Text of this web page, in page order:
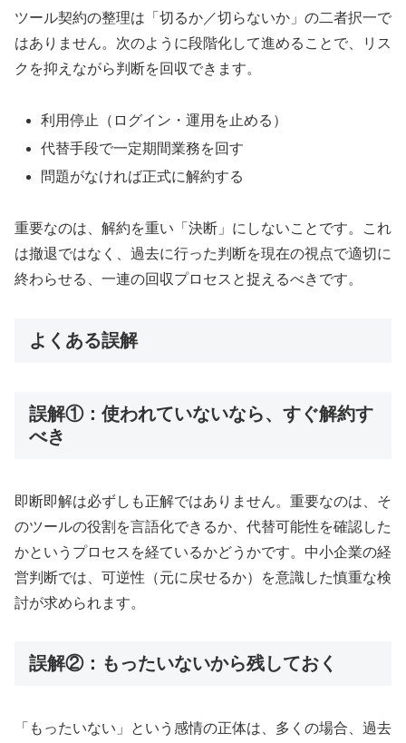
ツール契約の整理は「切るか／切らないか」の二者択一で
はありません。次のように段階化して進めることで、リス
クを抑えながら判断を回収できます。
利用停止（ログイン・運用を止める）
代替手段で一定期間業務を回す
問題がなければ正式に解約する
重要なのは、解約を重い「決断」にしないことです。これ
は撤退ではなく、過去に行った判断を現在の視点で適切に
終わらせる、一連の回収プロセスと捉えるべきです。
よくある誤解
誤解①：使われていないなら、すぐ解約す
べき
即断即解は必ずしも正解ではありません。重要なのは、そ
のツールの役割を言語化できるか、代替可能性を確認した
かというプロセスを経ているかどうかです。中小企業の経
営判断では、可逆性（元に戻せるか）を意識した慎重な検
討が求められます。
誤解②：もったいないから残しておく
「もったいない」という感情の正体は、多くの場合、過去